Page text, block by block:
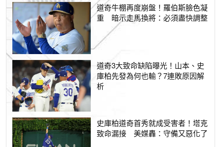
道奇牛棚再度崩盤！羅伯斯臉色凝
重 暗示走馬換將：必須盡快調整
道奇3大致命缺陷曝光！山本、史
庫柏先發為何也輸？7連敗原因解
析
史庫柏道奇首秀就成受害者！塔克
致命漏接 美媒轟：守備又惡化了